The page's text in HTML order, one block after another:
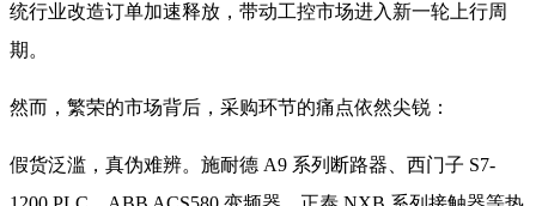
统行业改造订单加速释放，带动工控市场进入新一轮上行周
期。
然而，繁荣的市场背后，采购环节的痛点依然尖锐：
假货泛滥，真伪难辨。施耐德 A9 系列断路器、西门子 S7-